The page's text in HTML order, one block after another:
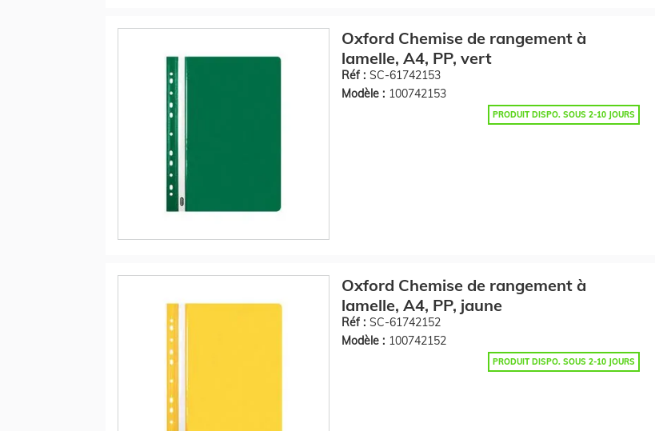
Oxford Chemise de rangement à
lamelle, A4, PP, vert
Réf : SC-61742153
Modèle : 100742153
PRODUIT DISPO. SOUS 2-10 JOURS
Oxford Chemise de rangement à
lamelle, A4, PP, jaune
Réf : SC-61742152
Modèle : 100742152
PRODUIT DISPO. SOUS 2-10 JOURS